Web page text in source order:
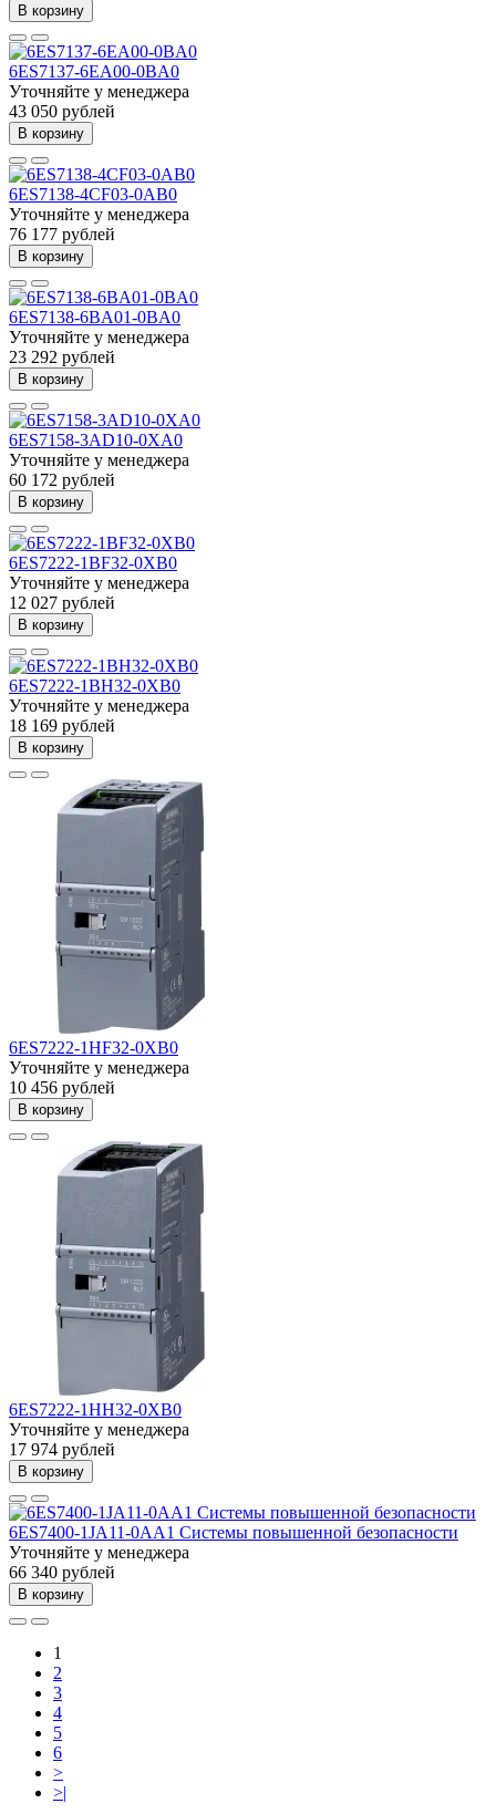
В корзину
6ES7137-6EA00-0BA0
Уточняйте у менеджера
43 050 рублей
В корзину
6ES7138-4CF03-0AB0
Уточняйте у менеджера
76 177 рублей
В корзину
6ES7138-6BA01-0BA0
Уточняйте у менеджера
23 292 рублей
В корзину
6ES7158-3AD10-0XA0
Уточняйте у менеджера
60 172 рублей
В корзину
6ES7222-1BF32-0XB0
Уточняйте у менеджера
12 027 рублей
В корзину
6ES7222-1BH32-0XB0
Уточняйте у менеджера
18 169 рублей
В корзину
6ES7222-1HF32-0XB0
Уточняйте у менеджера
10 456 рублей
В корзину
6ES7222-1HH32-0XB0
Уточняйте у менеджера
17 974 рублей
В корзину
6ES7400-1JA11-0AA1 Системы повышенной безопасности
Уточняйте у менеджера
66 340 рублей
В корзину
1
2
3
4
5
6
>
>|